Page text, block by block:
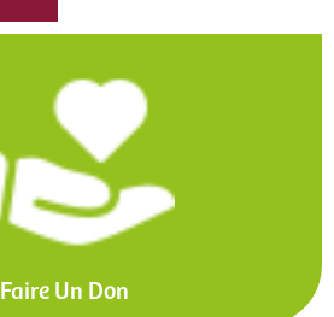
Faire Un Don